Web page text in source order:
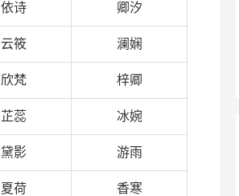
依诗 卿汐
云筱 澜娴
欣梵 梓卿
芷蕊 冰婉
黛影 游雨
夏荷 香寒